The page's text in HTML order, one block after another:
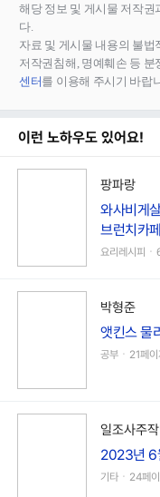
해당 정보 및 게시물 저작권
다.
자료 및 게시물 내용의 불법
저작권침해, 명예훼손 등 분
센터를 이용해 주시기 바랍
이런 노하우도 있어요!
팡파랑
와사비게
브런치카
요리레시피ㆍ
박형준
앳킨스 물
공부ㆍ21페이
일조사주
2023년 6
기타ㆍ24페이